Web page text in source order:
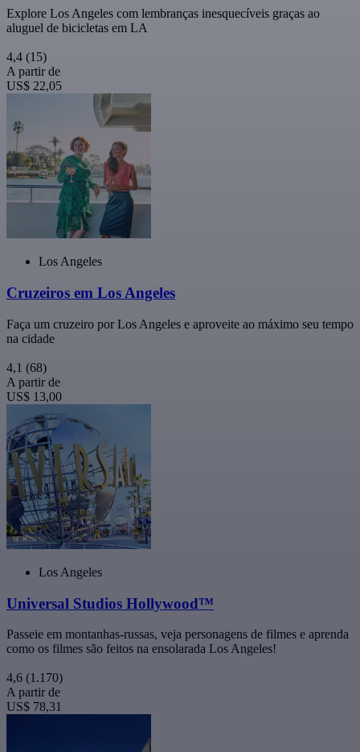
Explore Los Angeles com lembranças inesquecíveis graças ao
aluguel de bicicletas em LA
4,4 (15)
A partir de
US$ 22,05
Los Angeles
Cruzeiros em Los Angeles
Faça um cruzeiro por Los Angeles e aproveite ao máximo seu tempo
na cidade
4,1 (68)
A partir de
US$ 13,00
Los Angeles
Universal Studios Hollywood™
Passeie em montanhas-russas, veja personagens de filmes e aprenda
como os filmes são feitos na ensolarada Los Angeles!
4,6 (1.170)
A partir de
US$ 78,31